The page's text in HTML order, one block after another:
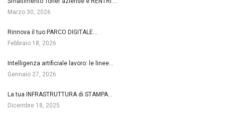
Marzo 30, 2026
Rinnova il tuo PARCO DIGITALE…
Febbraio 18, 2026
Intelligenza artificiale lavoro: le linee…
Gennaio 27, 2026
La tua INFRASTRUTTURA di STAMPA…
Dicembre 18, 2025